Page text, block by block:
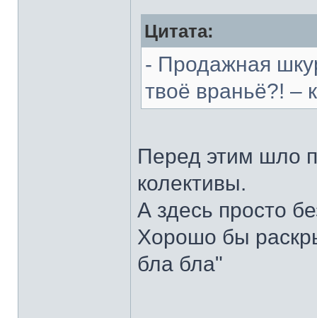
Цитата:
- Продажная
твоё враньё?! –
Перед этим шло
колективы.
А здесь просто
Хорошо бы
бла бла"